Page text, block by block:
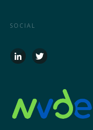
SOCIAL